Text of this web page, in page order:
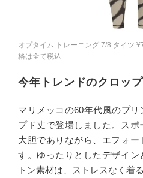
オプタイム トレーニング 7/8 タイツ
格は全て税込
今年トレンドのクロッ
マリメッコの60年代風のプ
プド丈で登場しました。ス
大胆でありながら、エフォー
す。ゆったりとしたデザイン
トン素材は、ストレスなく着